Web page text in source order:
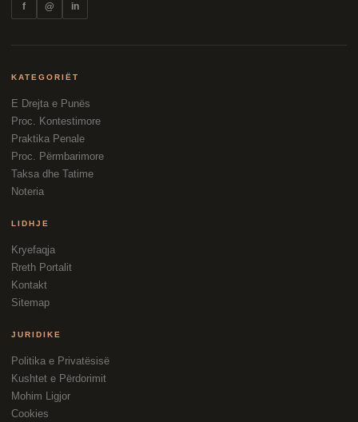
f @ in
KATEGORIËT
E Drejta e Punës
Proc. Kontestimore
Praktika Penale
Proc. Përmbarimore
Taksa dhe Tatime
Noteria
LIDHJE
Kryefaqja
Rreth Portalit
Kontakt
Sitemap
JURIDIKE
Politika e Privatësisë
Kushtet e Përdorimit
Mohim Ligjor
Cookies